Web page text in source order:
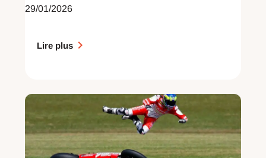
29/01/2026
Lire plus